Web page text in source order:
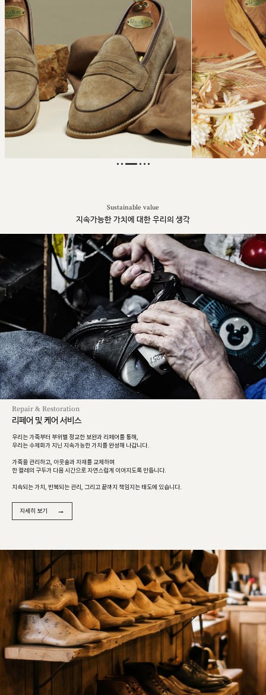
Sustainable value
지속가능한 가치에 대한 우리의 생각
Repair & Restoration
리페어 및 케어 서비스
우리는 가죽부터 부위별 정교한 보완과 리페어를 통해,
우리는 수제화가 지닌 지속가능한 가치를 완성해 나갑니다.
가죽을 관리하고, 아웃솔과 자재를 교체하며
한 켤레의 구두가 다음 시간으로 자연스럽게 이어지도록 만듭니다.
지속되는 가치, 반복되는 관리, 그리고 끝까지 책임지는 태도에 있습니다.
자세히 보기 →